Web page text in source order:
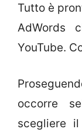
Tutto è
AdWords
YouTube.
occorre
scegliere